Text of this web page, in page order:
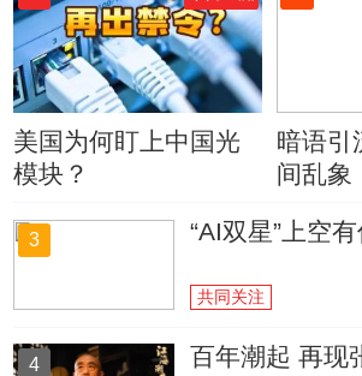
美国为何盯上中国光
模块？
暗语引
间乱象
3 “AI双星”上空
共同关注
4 百年潮起 再现